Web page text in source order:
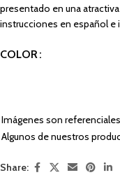
presentado en una
instrucciones en español e
COLOR
Imágenes son referenciales
Algunos de nuestros
Share: